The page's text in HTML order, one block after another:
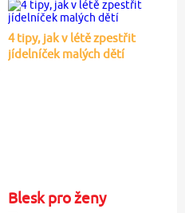
4 tipy, jak v létě zpestřit
jídelníček malých dětí
Blesk pro ženy